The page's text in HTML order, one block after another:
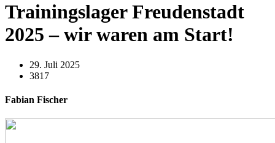
Trainingslager Freudenstadt
2025 – wir waren am Start!
29. Juli 2025
3817
Fabian Fischer